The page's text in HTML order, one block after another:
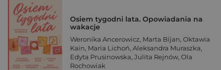
Osiem tygodni lata. Opowiadania na
wakacje
Weronika Ancerowicz, Marta Bijan, Oktawia
Kain, Maria Lichoń, Aleksandra Muraszka,
Edyta Prusinowska, Julita Rejnów, Ola
Rochowiak